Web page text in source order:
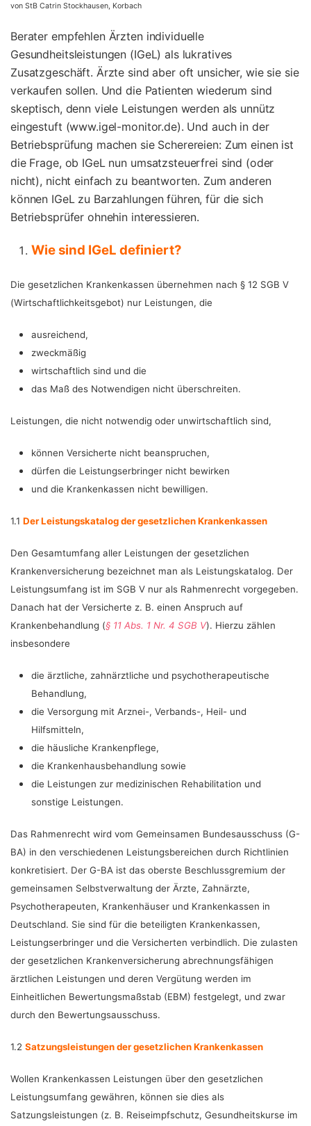
von StB Catrin Stockhausen, Korbach
Berater empfehlen Ärzten individuelle
Gesundheitsleistungen (IGeL) als lukratives
Zusatzgeschäft. Ärzte sind aber oft unsicher, wie sie sie
verkaufen sollen. Und die Patienten wiederum sind
skeptisch, denn viele Leistungen werden als unnütz
eingestuft (www.igel-monitor.de). Und auch in der
Betriebsprüfung machen sie Scherereien: Zum einen ist
die Frage, ob IGeL nun umsatzsteuerfrei sind (oder
nicht), nicht einfach zu beantworten. Zum anderen
können IGeL zu Barzahlungen führen, für die sich
Betriebsprüfer ohnehin interessieren.
Wie sind IGeL definiert?
Die gesetzlichen Krankenkassen übernehmen nach § 12 SGB V
(Wirtschaftlichkeitsgebot) nur Leistungen, die
ausreichend,
zweckmäßig
wirtschaftlich sind und die
das Maß des Notwendigen nicht überschreiten.
Leistungen, die nicht notwendig oder unwirtschaftlich sind,
können Versicherte nicht beanspruchen,
dürfen die Leistungserbringer nicht bewirken
und die Krankenkassen nicht bewilligen.
1.1 Der Leistungskatalog der gesetzlichen Krankenkassen
Den Gesamtumfang aller Leistungen der gesetzlichen
Krankenversicherung bezeichnet man als Leistungskatalog. Der
Leistungsumfang ist im SGB V nur als Rahmenrecht vorgegeben.
Danach hat der Versicherte z. B. einen Anspruch auf
Krankenbehandlung (§ 11 Abs. 1 Nr. 4 SGB V). Hierzu zählen
insbesondere
die ärztliche, zahnärztliche und psychotherapeutische
Behandlung,
die Versorgung mit Arznei-, Verbands-, Heil- und
Hilfsmitteln,
die häusliche Krankenpflege,
die Krankenhausbehandlung sowie
die Leistungen zur medizinischen Rehabilitation und
sonstige Leistungen.
Das Rahmenrecht wird vom Gemeinsamen Bundesausschuss (G-
BA) in den verschiedenen Leistungsbereichen durch Richtlinien
konkretisiert. Der G-BA ist das oberste Beschlussgremium der
gemeinsamen Selbstverwaltung der Ärzte, Zahnärzte,
Psychotherapeuten, Krankenhäuser und Krankenkassen in
Deutschland. Sie sind für die beteiligten Krankenkassen,
Leistungserbringer und die Versicherten verbindlich. Die zulasten
der gesetzlichen Krankenversicherung abrechnungsfähigen
ärztlichen Leistungen und deren Vergütung werden im
Einheitlichen Bewertungsmaßstab (EBM) festgelegt, und zwar
durch den Bewertungsausschuss.
1.2 Satzungsleistungen der gesetzlichen Krankenkassen
Wollen Krankenkassen Leistungen über den gesetzlichen
Leistungsumfang gewähren, können sie dies als
Satzungsleistungen (z. B. Reiseimpfschutz, Gesundheitskurse im